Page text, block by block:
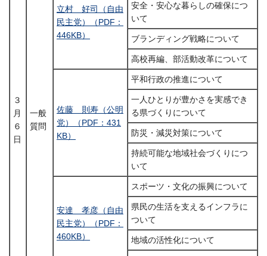
３
月
６
日
一般
質問
立村 好司（自由
民主党）（PDF：
446KB）
安全・安心な暮らしの確保につ
いて
ブランディング戦略について
高校再編、部活動改革について
佐藤 則寿（公明
党）（PDF：431
KB）
平和行政の推進について
一人ひとりが豊かさを実感でき
る県づくりについて
防災・減災対策について
持続可能な地域社会づくりにつ
いて
安達 孝彦（自由
民主党）（PDF：
460KB）
スポーツ・文化の振興について
県民の生活を支えるインフラに
ついて
地域の活性化について